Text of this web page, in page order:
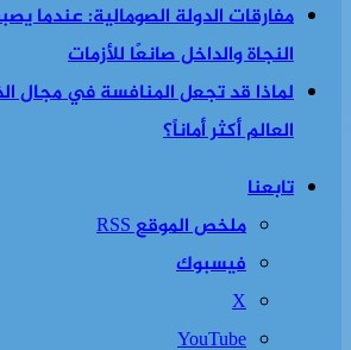
مفارقات الدولة الصومالية: عندما
النجاة والداخل صانعًا للأزمات
لماذا قد تجعل المنافسة في مجال
العالم أكثر أماناً؟
تابعنا
ملخص الموقع RSS
فيسبوك
‫X
‫YouTube